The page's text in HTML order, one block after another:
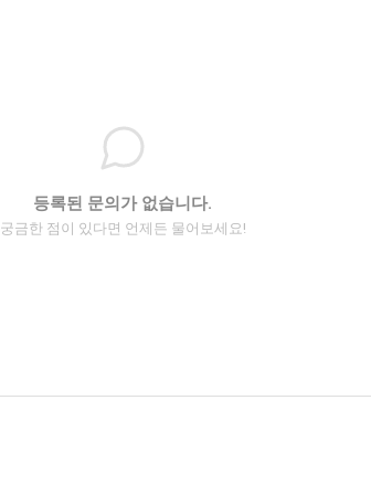
등록된 문의가 없습니다.
궁금한 점이 있다면 언제든 물어보세요!